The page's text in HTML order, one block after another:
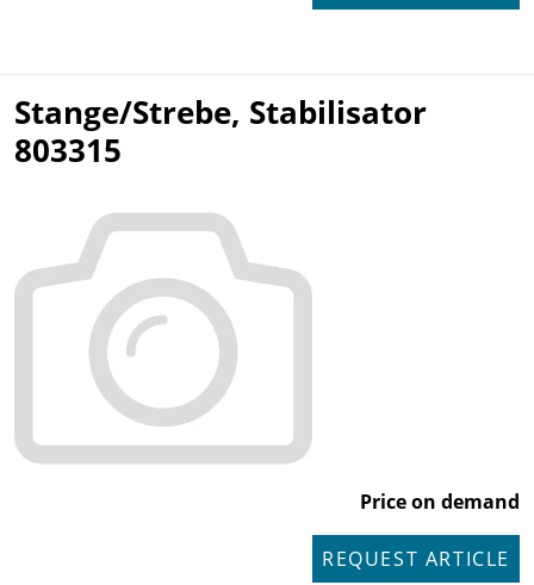
Stange/Strebe, Stabilisator
803315
Price on demand
REQUEST ARTICLE